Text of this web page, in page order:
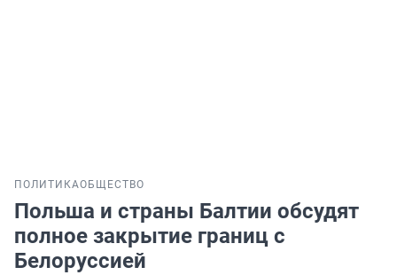
ПОЛИТИКАОБЩЕСТВО
Польша и страны Балтии обсудят
полное закрытие границ с
Белоруссией